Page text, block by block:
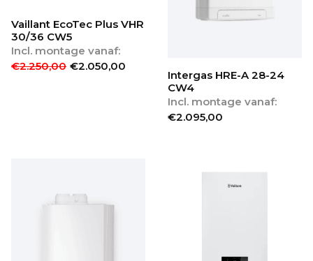
Vaillant EcoTec Plus VHR
30/36 CW5
Incl. montage vanaf:
€2.250,00 €2.050,00
Intergas HRE-A 28-24
CW4
Incl. montage vanaf:
€2.095,00